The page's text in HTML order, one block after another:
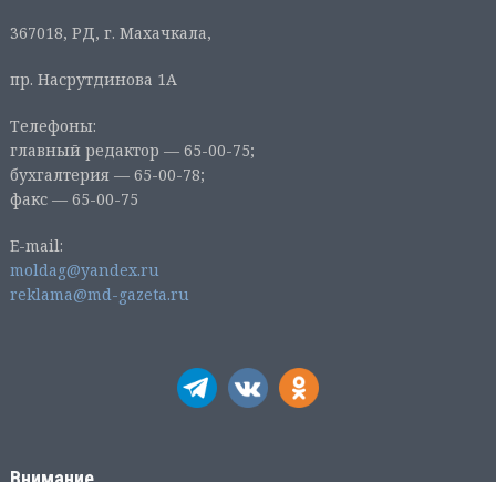
367018, РД, г. Махачкала,
пр. Насрутдинова 1А
Телефоны:
главный редактор — 65-00-75;
бухгалтерия — 65-00-78;
факс — 65-00-75
E-mail:
moldag@yandex.ru
reklama@md-gazeta.ru